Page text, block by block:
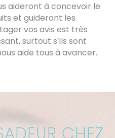
aideront à concevoir le
et guideront les
vos avis est très
surtout s’ils sont
aide tous à avancer.
CHEZ